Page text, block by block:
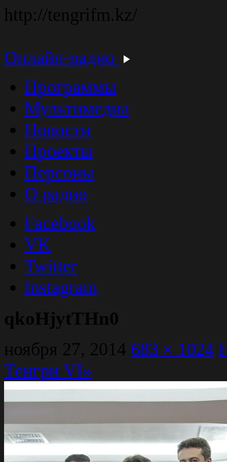
http://tengrifm.kz/
Онлайн-радио
Программы
Мультимедиа
Новости
Проекты
Персоны
О радио
Facebook
VK
Twitter
Instagram
qkoHjytTHn0
ноября 27, 2014 683 × 1024
Тенгри VI»